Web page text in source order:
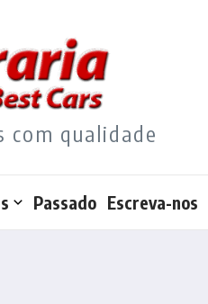
qualidade
Passado Escreva-nos